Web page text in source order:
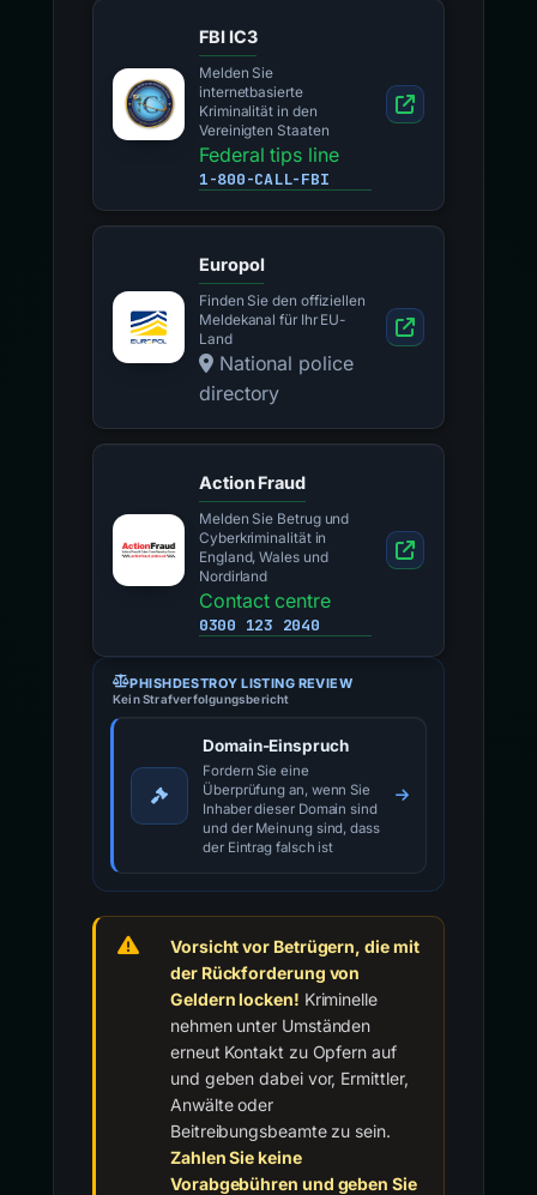
FBI IC3
Melden Sie
internetbasierte
Kriminalität in den
Vereinigten Staaten
Federal tips line
1-800-CALL-FBI
Europol
Finden Sie den offiziellen
Meldekanal für Ihr EU-
Land
National police
directory
Action Fraud
Melden Sie Betrug und
Cyberkriminalität in
England, Wales und
Nordirland
Contact centre
0300 123 2040
PHISHDESTROY LISTING REVIEW
Kein Strafverfolgungsbericht
Domain-Einspruch
Fordern Sie eine
Überprüfung an, wenn Sie
Inhaber dieser Domain sind
und der Meinung sind, dass
der Eintrag falsch ist
Vorsicht vor Betrügern, die mit
der Rückforderung von
Geldern locken! Kriminelle
nehmen unter Umständen
erneut Kontakt zu Opfern auf
und geben dabei vor, Ermittler,
Anwälte oder
Beitreibungsbeamte zu sein.
Zahlen Sie keine
Vorabgebühren und geben Sie